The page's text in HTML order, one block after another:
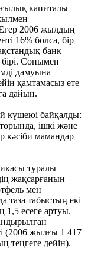
капиталы
Егер 2006 жылдың
16% болса, бір
банк
Сонымен
дамуына
қамтамасыз ете
дайын.
күшеюі байқалды:
ішкі және
кәсіби мамандар
туралы
жақсарғанын
мен
таза табыстың екі
1,5 есеге артуы.
(2006 жылғы 1 417
теңгеге дейін).